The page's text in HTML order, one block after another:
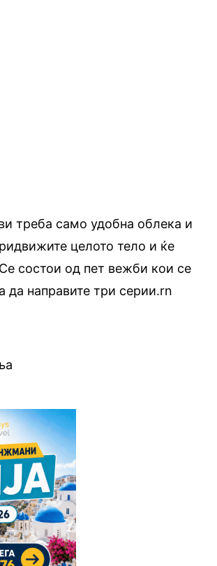
треба само удобна облека и
целото тело и ќе
состои од пет вежби кои се
да направите три серии.rn